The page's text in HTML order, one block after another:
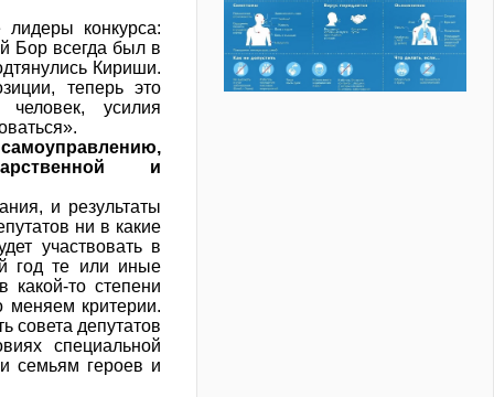
конкурса:
Бор всегда был в
Кириши.
теперь это
усилия
и
и результаты
ни в какие
участвовать в
год те или иные
какой-то степени
меняем критерии.
совета депутатов
специальной
семьям героев и